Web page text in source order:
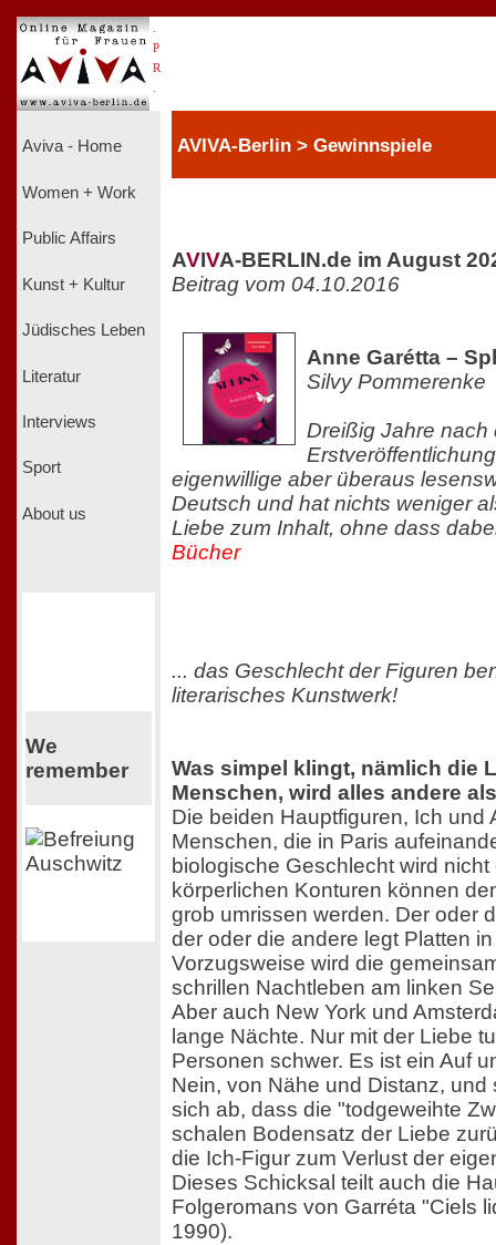
P
R
Aviva - Home
Women + Work
Public Affairs
Kunst + Kultur
Jüdisches Leben
Literatur
Interviews
Sport
About us
We
remember
AVIVA-Berlin > Gewinnspiele
AVIVA-BERLIN.de im August
Beitrag vom 04.10.2016
Anne Garétta –
Silvy Pommerenke
Dreißig Jahre nach
eigenwillige aber überaus
Deutsch und hat nichts weniger
Liebe zum Inhalt, ohne dass
Bücher
... das Geschlecht der Figuren
literarisches Kunstwerk!
Was simpel klingt, nämlich die
Menschen, wird alles andere
Die beiden Hauptfiguren, Ich und
Menschen, die in Paris
biologische Geschlecht wird nicht
körperlichen Konturen können
grob umrissen werden. Der oder
der oder die andere legt Platten
Vorzugsweise wird die
schrillen Nachtleben am linken
Aber auch New York und
lange Nächte. Nur mit der Liebe
Personen schwer. Es ist ein Auf
Nein, von Nähe und Distanz,
sich ab, dass die "todgeweihte
schalen Bodensatz der Liebe
die Ich-Figur zum Verlust der
Dieses Schicksal teilt auch die
Folgeromans von Garréta "Ciels
1990).